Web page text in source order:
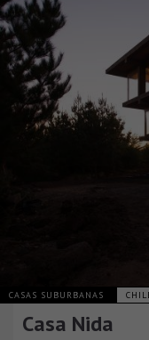
CASAS SUBURBANAS
Casa Nida